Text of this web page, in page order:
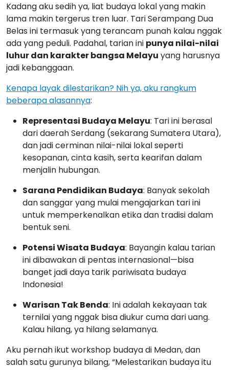
Kadang aku sedih ya, liat budaya lokal yang makin
lama makin tergerus tren luar. Tari Serampang Dua
Belas ini termasuk yang terancam punah kalau nggak
ada yang peduli. Padahal, tarian ini punya nilai-nilai
luhur dan karakter bangsa Melayu yang harusnya
jadi kebanggaan.
Kenapa layak dilestarikan? Nih ya, aku rangkum
beberapa alasannya:
Representasi Budaya Melayu: Tari ini berasal
dari daerah Serdang (sekarang Sumatera Utara),
dan jadi cerminan nilai-nilai lokal seperti
kesopanan, cinta kasih, serta kearifan dalam
menjalin hubungan.
Sarana Pendidikan Budaya: Banyak sekolah
dan sanggar yang mulai mengajarkan tari ini
untuk memperkenalkan etika dan tradisi dalam
bentuk seni.
Potensi Wisata Budaya: Bayangin kalau tarian
ini dibawakan di pentas internasional—bisa
banget jadi daya tarik pariwisata budaya
Indonesia!
Warisan Tak Benda: Ini adalah kekayaan tak
ternilai yang nggak bisa diukur cuma dari uang.
Kalau hilang, ya hilang selamanya.
Aku pernah ikut workshop budaya di Medan, dan
salah satu gurunya bilang, “Melestarikan budaya itu